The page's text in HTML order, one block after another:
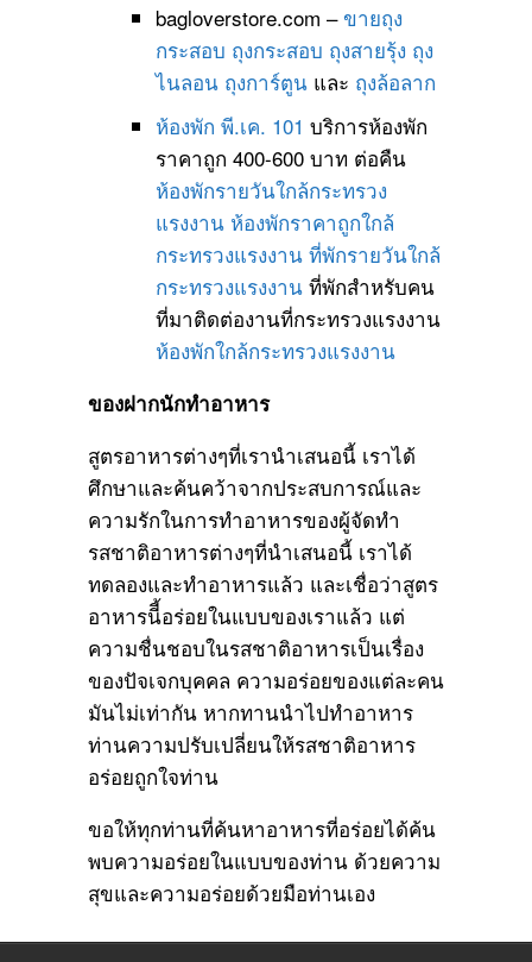
bagloverstore.com –ขายถุง
กระสอบ ถุงกระสอบ ถุงสายรุ้ง ถุง
ไนลอน ถุงการ์ตูนและ ถุงล้อลาก
ห้องพัก พี.เค. 101 บริการห้องพัก
ราคาถูก 400-600 บาท ต่อคืน
ห้องพักรายวันใกล้กระทรวง
แรงงาน ห้องพักราคาถูกใกล้
กระทรวงแรงงาน ที่พักรายวันใกล้
กระทรวงแรงงานที่พักสำหรับคน
ที่มาติดต่องานที่กระทรวงแรงงาน
ห้องพักใกล้กระทรวงแรงงาน
ของฝากนักทำอาหาร
สูตรอาหารต่างๆที่เรานำเสนอนี้ เราได้
ศึกษาและค้นคว้าจากประสบการณ์และ
ความรักในการทำอาหารของผู้จัดทำ
รสชาติอาหารต่างๆที่นำเสนอนี้ เราได้
ทดลองและทำอาหารแล้ว และเชื่อว่าสูตร
อาหารนีี้อร่อยในแบบของเราแล้ว แต่
ความชื่นชอบในรสชาติอาหารเป็นเรื่อง
ของปัจเจกบุคคล ความอร่อยของแต่ละคน
มันไม่เท่ากัน หากทานนำไปทำอาหาร
ท่านความปรับเปลี่ยนให้รสชาติอาหาร
อร่อยถูกใจท่าน
ขอให้ทุกท่านที่ค้นหาอาหารที่อร่อยได้ค้น
พบความอร่อยในแบบของท่าน ด้วยความ
สุขและความอร่อยด้วยมือท่านเอง